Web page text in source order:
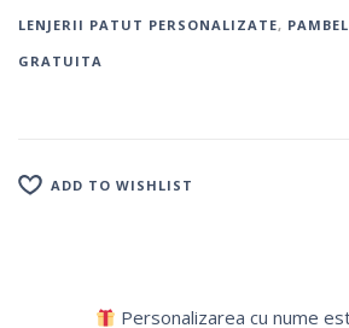
LENJERII PATUT PERSONALIZATE,
GRATUITA
ADD TO WISHLIST
Personalizarea cu nume